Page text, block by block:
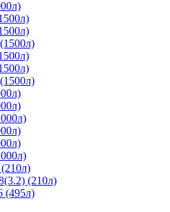
(210л)
(495л)